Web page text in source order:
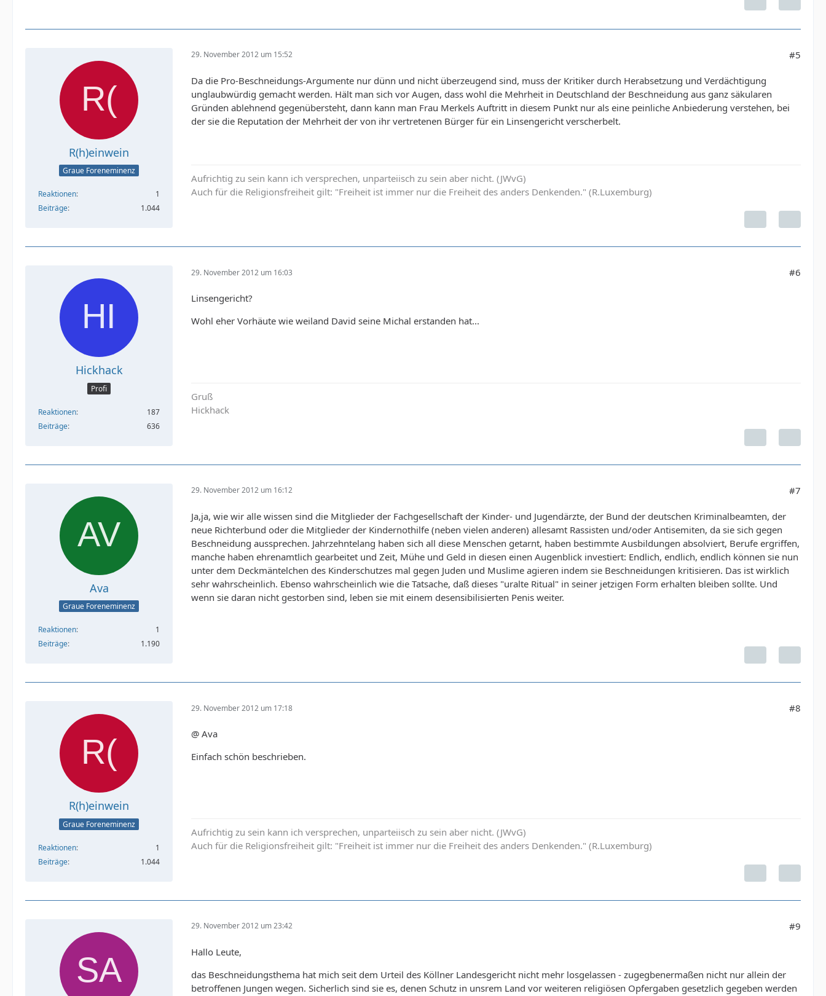
R(h)einwein
Graue Foreneminenz
Reaktionen
1
Beiträge
1.044
29. November 2012 um 15:52 #5
Da die Pro-Beschneidungs-Argumente nur dünn und nicht überzeugend sind, muss der Kritiker durch Herabsetzung und Verdächtigung
unglaubwürdig gemacht werden. Hält man sich vor Augen, dass wohl die Mehrheit in Deutschland der Beschneidung aus ganz säkularen
Gründen ablehnend gegenübersteht, dann kann man Frau Merkels Auftritt in diesem Punkt nur als eine peinliche Anbiederung verstehen, bei
der sie die Reputation der Mehrheit der von ihr vertretenen Bürger für ein Linsengericht verscherbelt.
Aufrichtig zu sein kann ich versprechen, unparteiisch zu sein aber nicht. (JWvG)
Auch für die Religionsfreiheit gilt: "Freiheit ist immer nur die Freiheit des anders Denkenden." (R.Luxemburg)
Hickhack
Profi
Reaktionen
187
Beiträge
636
29. November 2012 um 16:03 #6
Linsengericht?
Wohl eher Vorhäute wie weiland David seine Michal erstanden hat...
Gruß
Hickhack
Ava
Graue Foreneminenz
Reaktionen
1
Beiträge
1.190
29. November 2012 um 16:12 #7
Ja,ja, wie wir alle wissen sind die Mitglieder der Fachgesellschaft der Kinder- und Jugendärzte, der Bund der deutschen Kriminalbeamten, der
neue Richterbund oder die Mitglieder der Kindernothilfe (neben vielen anderen) allesamt Rassisten und/oder Antisemiten, da sie sich gegen
Beschneidung aussprechen. Jahrzehntelang haben sich all diese Menschen getarnt, haben bestimmte Ausbildungen absolviert, Berufe ergriffen,
manche haben ehrenamtlich gearbeitet und Zeit, Mühe und Geld in diesen einen Augenblick investiert: Endlich, endlich, endlich können sie nun
unter dem Deckmäntelchen des Kinderschutzes mal gegen Juden und Muslime agieren indem sie Beschneidungen kritisieren. Das ist wirklich
sehr wahrscheinlich. Ebenso wahrscheinlich wie die Tatsache, daß dieses "uralte Ritual" in seiner jetzigen Form erhalten bleiben sollte. Und
wenn sie daran nicht gestorben sind, leben sie mit einem desensibilisierten Penis weiter.
R(h)einwein
Graue Foreneminenz
Reaktionen
1
Beiträge
1.044
29. November 2012 um 17:18 #8
@ Ava
Einfach schön beschrieben.
Aufrichtig zu sein kann ich versprechen, unparteiisch zu sein aber nicht. (JWvG)
Auch für die Religionsfreiheit gilt: "Freiheit ist immer nur die Freiheit des anders Denkenden." (R.Luxemburg)
29. November 2012 um 23:42 #9
Hallo Leute,
das Beschneidungsthema hat mich seit dem Urteil des Köllner Landesgericht nicht mehr losgelassen - zugegbenermaßen nicht nur allein der
betroffenen Jungen wegen. Sicherlich sind sie es, denen Schutz in unsrem Land vor weiteren religiösen Opfergaben gesetzlich gegeben werden